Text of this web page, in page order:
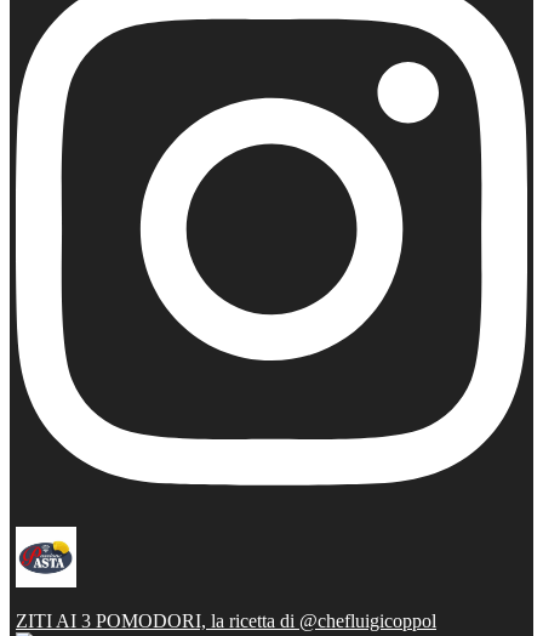
ZITI AI 3 POMODORI, la ricetta di @chefluigicoppol